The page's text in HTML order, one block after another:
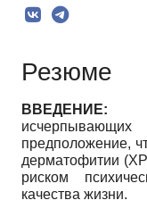
Резюме
ВВЕДЕНИЕ:
предположение,
дерматофитии
риском
качества жизни.